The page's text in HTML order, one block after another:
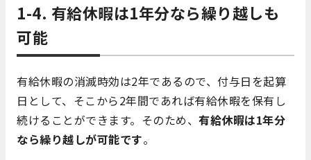
1-4. 有給休暇は1年分なら繰り越しも
可能
有給休暇の消滅時効は2年であるので、付与日を起算
日として、そこから2年間であれば有給休暇を保有し
続けることができます。そのため、 有給休暇は1年分
なら繰り越しが可能です。